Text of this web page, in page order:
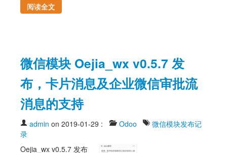
阅读全文
微信模块 Oejia_wx v0.5.7 发
布，卡片消息及企业微信审批流
消息的支持
admin on 2019-01-29 : Odoo
微信模块发布记
录
Oejia_wx v0.5.7 发布